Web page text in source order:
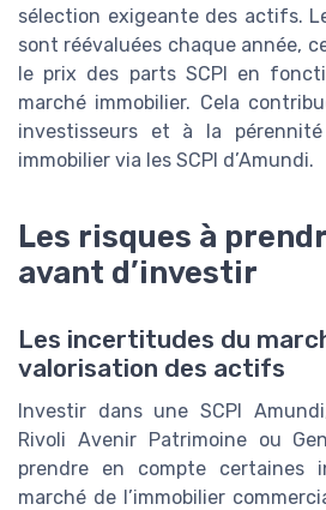
sélection exigeante des actifs.
sont réévaluées chaque année,
le prix des parts SCPI en
marché immobilier. Cela
investisseurs et à la pérennité
immobilier via les SCPI d’Amundi.
Les risques à
avant d’investir
Les incertitudes du
valorisation des actifs
Investir dans une SCPI
Rivoli Avenir Patrimoine ou
prendre en compte certaines
marché de l’immobilier